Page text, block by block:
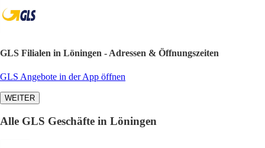
GLS Filialen in Löningen - Adressen & Öffnungszeiten
GLS Angebote in der App öffnen
WEITER
Alle GLS Geschäfte in Löningen